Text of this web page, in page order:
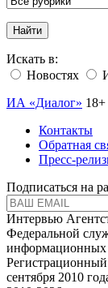
Найти
Искать в:
Новостях
ИА «Диалог» 18+
Контакты
Обратная
Пресс-
Подписаться на
Интервью
Федеральной
информационных
сентября 2010